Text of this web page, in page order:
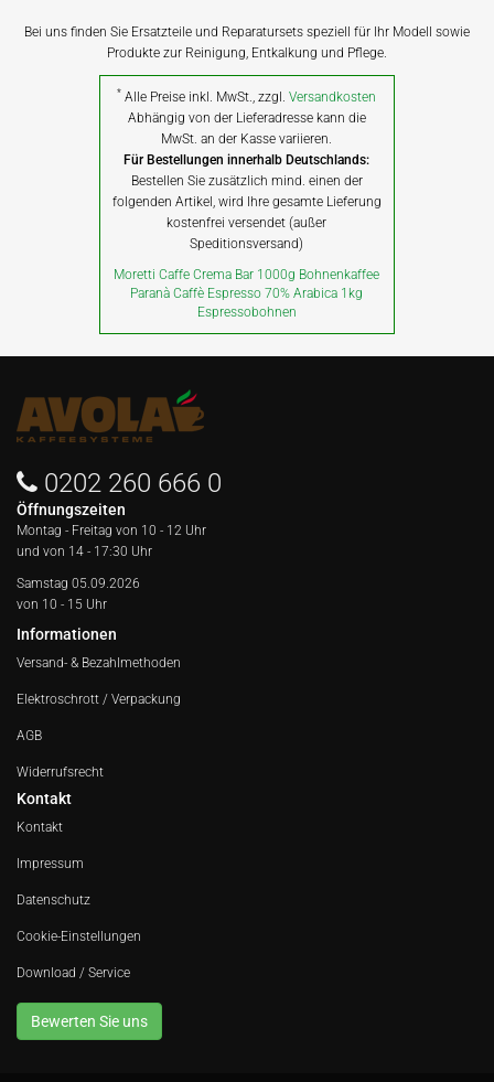
Bei uns finden Sie Ersatzteile und Reparatursets speziell für Ihr Modell sowie
Produkte zur Reinigung, Entkalkung und Pflege.
* Alle Preise inkl. MwSt., zzgl.Versandkosten
Abhängig von der Lieferadresse kann die
MwSt. an der Kasse variieren.
Für Bestellungen innerhalb Deutschlands:
Bestellen Sie zusätzlich mind. einen der
folgenden Artikel, wird Ihre gesamte Lieferung
kostenfrei versendet (außer
Speditionsversand)
Moretti Caffe Crema Bar 1000g Bohnenkaffee
Paranà Caffè Espresso 70% Arabica 1kg
Espressobohnen
0202 260 666 0
Öffnungszeiten
Montag - Freitag von 10 - 12 Uhr
und von 14 - 17:30 Uhr
Samstag 05.09.2026
von 10 - 15 Uhr
Informationen
Versand- & Bezahlmethoden
Elektroschrott / Verpackung
AGB
Widerrufsrecht
Kontakt
Kontakt
Impressum
Datenschutz
Cookie-Einstellungen
Download / Service
Bewerten Sie uns